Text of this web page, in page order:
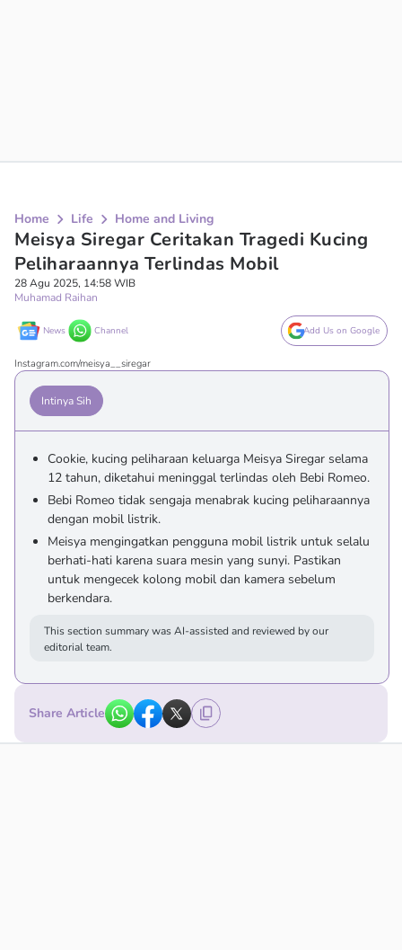
Home Life Home and Living
Meisya Siregar Ceritakan Tragedi Kucing
Peliharaannya Terlindas Mobil
28 Agu 2025, 14:58 WIB
Muhamad Raihan
News Channel Add Us on Google
Instagram.com/meisya__siregar
Intinya Sih
Cookie, kucing peliharaan keluarga Meisya Siregar selama
12 tahun, diketahui meninggal terlindas oleh Bebi Romeo.
Bebi Romeo tidak sengaja menabrak kucing peliharaannya
dengan mobil listrik.
Meisya mengingatkan pengguna mobil listrik untuk selalu
berhati-hati karena suara mesin yang sunyi. Pastikan
untuk mengecek kolong mobil dan kamera sebelum
berkendara.
This section summary was AI-assisted and reviewed by our
editorial team.
Share Article